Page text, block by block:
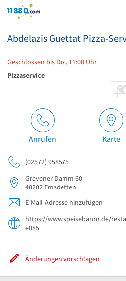
11880.com
Abdelazis Guettat Pizza-
Geschlossen bis Do., 11:00 Uhr
Pizzaservice
Anrufen Karte
(02572) 958575
Grevener Damm 60
48282 Emsdetten
E-Mail-Adresse hinzufügen
https://www.speisebaron.de/
e085
Änderungen vorschlagen